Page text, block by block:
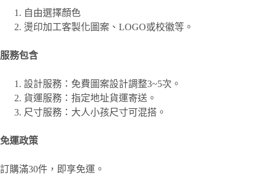
自由選擇顏色
燙印加工客製化圖案、 LOGO或校徽等。
服務包含
設計服務：免費圖案設計調整3~5次。
貨運服務：指定地址貨運寄送。
尺寸服務：大人小孩尺寸可混搭。
免運政策
訂購滿30件，即享免運。